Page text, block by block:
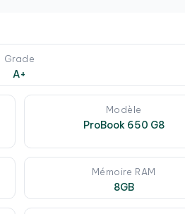
Grade
A+
Modèle
ProBook 650 G8
Mémoire RAM
8GB